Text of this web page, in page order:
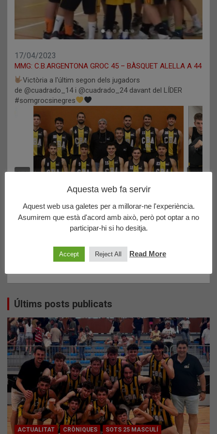
17/04/2023
MMG: C.B.ARGENTONA GROC 45 – BÀSQUET ALELLA A 44
Victòria a l'últim segon dels jugadors
de @cuadrado_14 i @cuadrado_24 davant del LÍDER
#somgrocsinegres
Últims posts publicats
ACTUALITAT CRÒNIQUES SOTS 25 MASCULÍ
Aquesta web fa servir
Aquest web usa galetes per a millorar-ne l'experiència.
Asumirem que està d'acord amb això, però pot optar a no
participar-hi si ho desitja.
Accept Reject All Read More